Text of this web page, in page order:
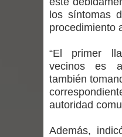
con
Alta
expertos
vacunarse
Mario
los síntomas
procedimiento
“El primer
vecinos es
también
autoridad
Además,